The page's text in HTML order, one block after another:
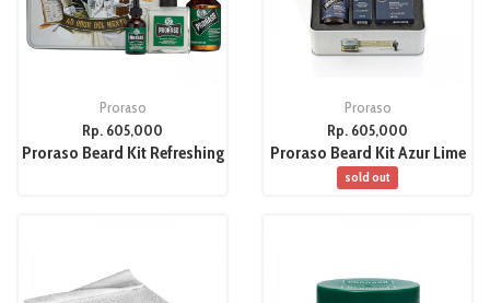
Proraso
Rp. 605,000
Proraso Beard Kit Refreshing
Proraso
Rp. 605,000
Proraso Beard Kit Azur Lime
sold out